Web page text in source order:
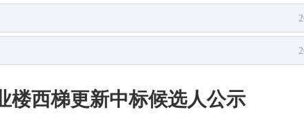
楼西梯更新中标候选人公示